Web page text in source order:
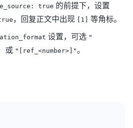
true 的前提下，设置
，回复正文中出现 [1]
等角标。
设置，可选 "
或 "[ref_<number>]"。